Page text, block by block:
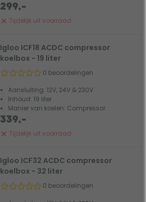
Tijdelijk uit voorraad
299,-
Igloo ICF18 ACDC compressor
koelbox - 19 liter
0 beoordelingen
Aansluiting: 12V, 24V & 230V
Inhoud: 19 liter
Manier van koelen: Compressor
Tijdelijk uit voorraad
339,-
Igloo ICF32 ACDC compressor
koelbox - 32 liter
0 beoordelingen